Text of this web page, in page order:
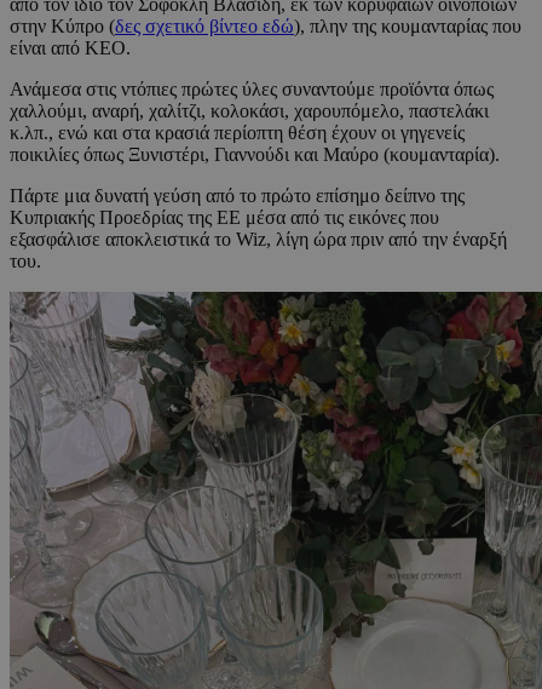
από τον ίδιο τον Σοφοκλή Βλασίδη, εκ των κορυφαίων οινοποιών
στην Κύπρο (δες σχετικό βίντεο εδώ), πλην της κουμανταρίας που
είναι από ΚΕΟ.
Ανάμεσα στις ντόπιες πρώτες ύλες συναντούμε προϊόντα όπως
χαλλούμι, αναρή, χαλίτζι, κολοκάσι, χαρουπόμελο, παστελάκι
κ.λπ., ενώ και στα κρασιά περίοπτη θέση έχουν οι γηγενείς
ποικιλίες όπως Ξυνιστέρι, Γιαννούδι και Μαύρο (κουμανταρία).
Πάρτε μια δυνατή γεύση από το πρώτο επίσημο δείπνο της
Κυπριακής Προεδρίας της ΕΕ μέσα από τις εικόνες που
εξασφάλισε αποκλειστικά το Wiz, λίγη ώρα πριν από την έναρξή
του.